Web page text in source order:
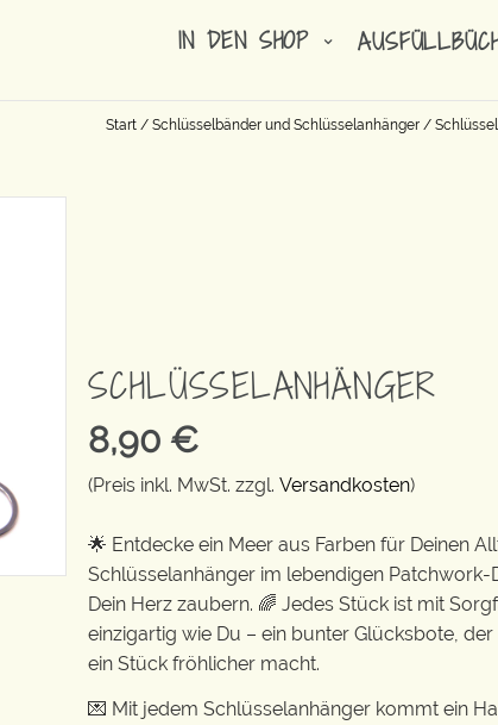
IN DEN SHOP
Start / Schlüsselbänder und Schlüsselanhänger /
SCHLÜSSELANHÄNGER
8,90 €
(Preis inkl. MwSt. zzgl. Versandkosten)
🌟 Entdecke ein Meer aus Farben für Deinen
Schlüsselanhänger im lebendigen Patchwork-
Dein Herz zaubern. 🌈 Jedes Stück ist mit
einzigartig wie Du – ein bunter Glücksbote,
ein Stück fröhlicher macht.
💌 Mit jedem Schlüsselanhänger kommt ein